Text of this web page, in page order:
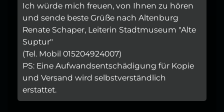
Ich würde mich freuen, von Ihnen zu hören
und sende beste Grüße nach Altenburg
Renate Schaper, Leiterin Stadtmuseum "Alte
Suptur"
(Tel. Mobil 015204924007)
PS: Eine Aufwandsentschädigung für Kopie
und Versand wird selbstverständlich
erstattet.